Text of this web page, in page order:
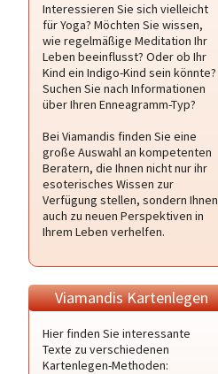
Interessieren Sie sich vielleicht
für Yoga? Möchten Sie wissen,
wie regelmäßige Meditation Ihr
Leben beeinflusst? Oder ob Ihr
Kind ein Indigo-Kind sein könnte?
Suchen Sie nach Informationen
über Ihren Enneagramm-Typ?
Bei Viamandis finden Sie eine
große Auswahl an kompetenten
Beratern, die Ihnen nicht nur ihr
esoterisches Wissen zur
Verfügung stellen, sondern Ihnen
auch zu neuen Perspektiven in
Ihrem Leben verhelfen.
Viamandis Kartenlegen
Hier finden Sie interessante
Texte zu verschiedenen
Kartenlegen-Methoden: